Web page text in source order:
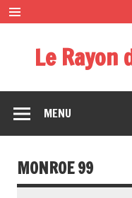
Le Rayon
MENU
MONROE 99